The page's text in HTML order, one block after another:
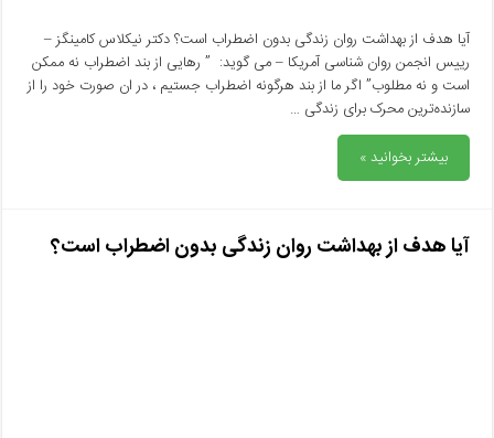
آیا هدف از بهداشت روان زندگی بدون اضطراب است؟ دکتر نیکلاس کامینگز –
رییس انجمن روان شناسی آمریکا – می گوید: ” رهایی از بند اضطراب نه ممکن
است و نه مطلوب” اگر ما از بند هرگونه اضطراب جستیم ، در ان صورت خود را از
سازنده‌ترین محرک برای زندگی …
بیشتر بخوانید »
آیا هدف از بهداشت روان زندگی بدون اضطراب است؟